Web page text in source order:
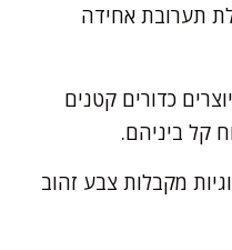
תערובת אחידה
כדורים קטנים
קל ביניהם.
מקבלות צבע זהוב